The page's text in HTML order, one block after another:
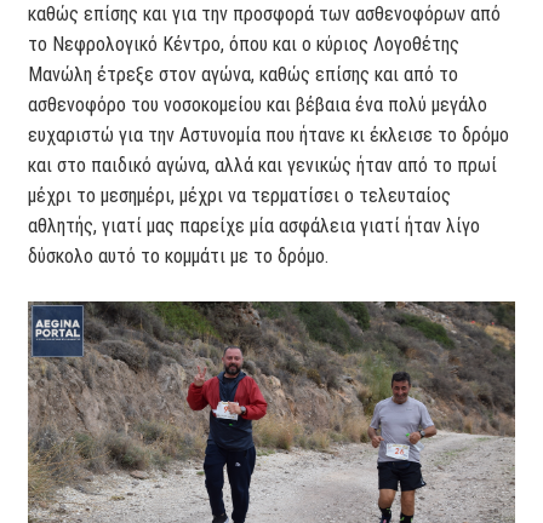
καθώς επίσης και για την προσφορά των ασθενοφόρων από
το Νεφρολογικό Κέντρο, όπου και ο κύριος Λογοθέτης
Μανώλη έτρεξε στον αγώνα, καθώς επίσης και από το
ασθενοφόρο του νοσοκομείου και βέβαια ένα πολύ μεγάλο
ευχαριστώ για την Αστυνομία που ήτανε κι έκλεισε το δρόμο
και στο παιδικό αγώνα, αλλά και γενικώς ήταν από το πρωί
μέχρι το μεσημέρι, μέχρι να τερματίσει ο τελευταίος
αθλητής, γιατί μας παρείχε μία ασφάλεια γιατί ήταν λίγο
δύσκολο αυτό το κομμάτι με το δρόμο.